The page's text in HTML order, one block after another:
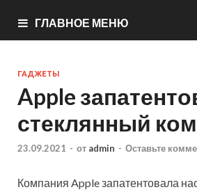
ГЛАВНОЕ МЕНЮ
ГАДЖЕТЫ
Apple
стеклянный
23.09.2021 - от admin - Оставьте
Компания Apple запатентовала